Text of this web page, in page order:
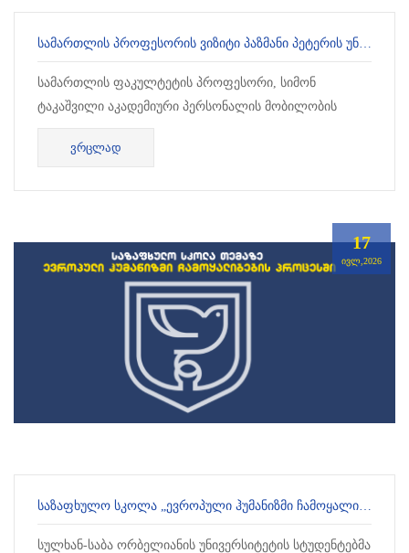
ᲡᲐᲛᲐᲠᲗᲚᲘᲡ ᲞᲠᲝᲤᲔᲡᲝᲠᲘᲡ ᲕᲘᲖᲘᲢᲘ ᲞᲐᲖᲛᲐᲜᲘ ᲞᲔᲢᲔᲠᲘᲡ ᲣᲜᲘᲕᲔᲠᲡᲘᲢᲔᲢᲨᲘ
სამართლის ფაკულტეტის პროფესორი, სიმონ
ტაკაშვილი აკადემიური პერსონალის მობილობის
პროგრამით ბუდაპეშტში, პაზმანი პეტერის კათოლიკურ
უნივერსიტეტ...
ᲕᲠᲪᲚᲐᲓ
17
ᲘᲕᲚ,2026
ᲡᲐᲖᲐᲤᲮᲣᲚᲝ ᲡᲙᲝᲚᲐ „ᲔᲕᲠᲝᲞᲣᲚᲘ ᲰᲣᲛᲐᲜᲘᲖᲛᲘ ᲩᲐᲛᲝᲧᲐᲚᲘᲑᲔᲑᲘᲡ ᲞᲠᲝᲪᲔᲡᲨᲘ“
სულხან-საბა ორბელიანის უნივერსიტეტის სტუდენტებმა